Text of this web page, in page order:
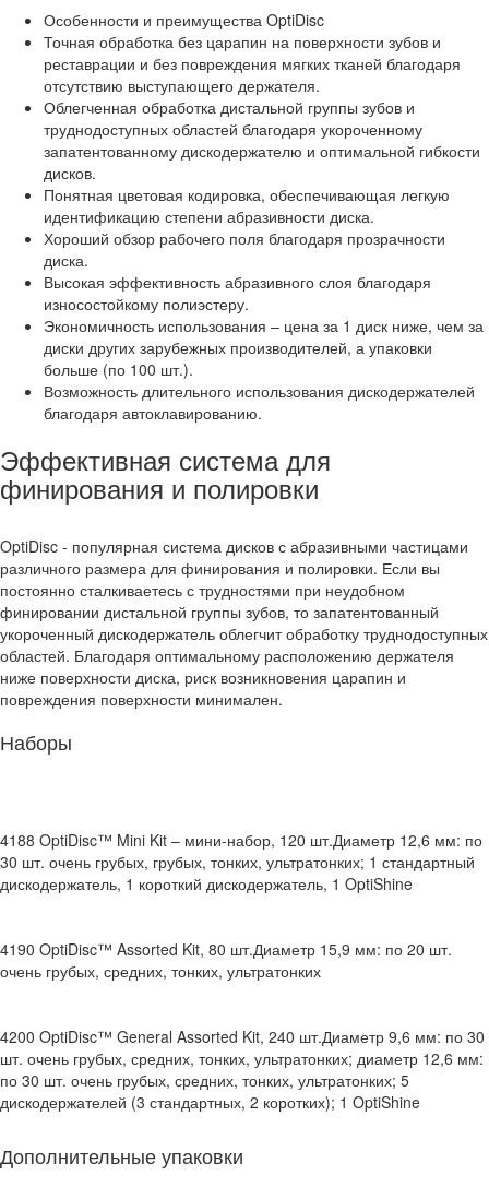
Особенности и преимущества OptiDisc
Точная обработка без царапин на поверхности зубов и
реставрации и без повреждения мягких тканей благодаря
отсутствию выступающего держателя.
Облегченная обработка дистальной группы зубов и
труднодоступных областей благодаря укороченному
запатентованному дискодержателю и оптимальной гибкости
дисков.
Понятная цветовая кодировка, обеспечивающая легкую
идентификацию степени абразивности диска.
Хороший обзор рабочего поля благодаря прозрачности
диска.
Высокая эффективность абразивного слоя благодаря
износостойкому полиэстеру.
Экономичность использования – цена за 1 диск ниже, чем за
диски других зарубежных производителей, а упаковки
больше (по 100 шт.).
Возможность длительного использования дискодержателей
благодаря автоклавированию.
Эффективная система для
финирования и полировки
OptiDisc - популярная система дисков с абразивными частицами
различного размера для финирования и полировки. Если вы
постоянно сталкиваетесь с трудностями при неудобном
финировании дистальной группы зубов, то запатентованный
укороченный дискодержатель облегчит обработку труднодоступных
областей. Благодаря оптимальному расположению держателя
ниже поверхности диска, риск возникновения царапин и
повреждения поверхности минимален.
Наборы
4188 OptiDisc™ Mini Kit – мини-набор, 120 шт.Диаметр 12,6 мм: по
30 шт. очень грубых, грубых, тонких, ультратонких; 1 стандартный
дискодержатель, 1 короткий дискодержатель, 1 OptiShine
4190 OptiDisc™ Assorted Kit, 80 шт.Диаметр 15,9 мм: по 20 шт.
очень грубых, средних, тонких, ультратонких
4200 OptiDisc™ General Assorted Kit, 240 шт.Диаметр 9,6 мм: по 30
шт. очень грубых, средних, тонких, ультратонких; диаметр 12,6 мм:
по 30 шт. очень грубых, средних, тонких, ультратонких; 5
дискодержателей (3 стандартных, 2 коротких); 1 OptiShine
Дополнительные упаковки